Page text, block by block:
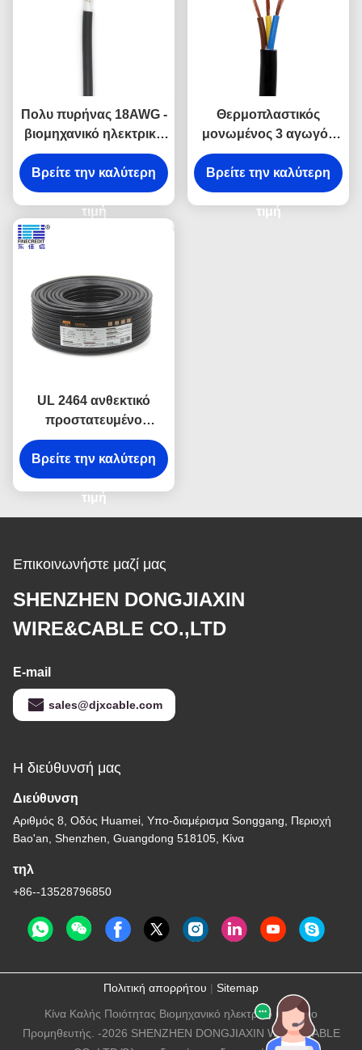
Πολυ πυρήνας 18AWG -
βιομηχανικό ηλεκτρικό
καλώδιο UL 2464
26AWG εύκαμπτος
χαλκός
Βρείτε την καλύτερη
τιμή
Θερμοπλαστικός
μονωμένος 3 αγωγός
10 καλώδιο AWG,
βιομηχανικό καλώδιο
SJT/SJTW 500 FT
Βρείτε την καλύτερη
τιμή
UL 2464 ανθεκτικό
προστατευμένο
καλώδιο πετρελαίου
ηλεκτρικών καλωδίων
0.75mm προστατευμένο
20AWG βιομηχανικό
Βρείτε την καλύτερη
τιμή
Επικοινωνήστε μαζί μας
SHENZHEN DONGJIAXIN
WIRE&CABLE CO.,LTD
E-mail
sales@djxcable.com
Η διεύθυνσή μας
Διεύθυνση
Αριθμός 8, Οδός Huamei, Υπο-διαμέρισμα Songgang, Περιοχή
Bao'an, Shenzhen, Guangdong 518105, Κίνα
τηλ
+86--13528796850
Πολιτική απορρήτου | Sitemap
Κίνα Καλής Ποιότητας Βιομηχανικό ηλεκτρικό καλώδιο
Προμηθευτής. -2026 SHENZHEN DONGJIAXIN WIRE&CABLE